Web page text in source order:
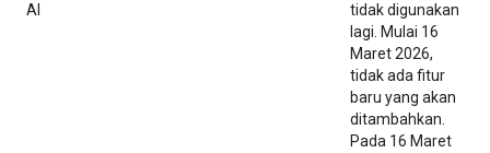
AI
tidak digunakan
lagi. Mulai 16
Maret 2026,
tidak ada fitur
baru yang akan
ditambahkan.
Pada 16 Maret